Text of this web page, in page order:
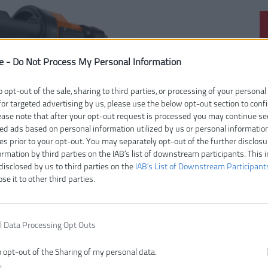
- Do Not Process My Personal Information
opt-out of the sale, sharing to third parties, or processing of your
targeted advertising by us, please use the below opt-out section to
note that after your opt-out request is processed you may continue
ads based on personal information utilized by us or personal
prior to your opt-out. You may separately opt-out of the further
by third parties on the IAB’s list of downstream participants. This
by us to third parties on the IAB’s List of Downstream
it to other third parties.
Data Processing Opt Outs
opt-out of the Sharing of my personal data.